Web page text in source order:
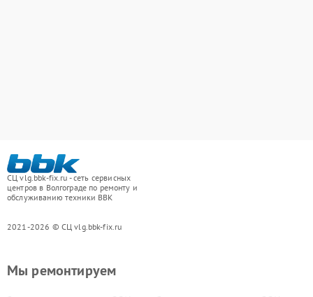
СЦ vlg.bbk-fix.ru - сеть сервисных
центров в Волгограде по ремонту и
обслуживанию техники BBK
2021-2026 © СЦ vlg.bbk-fix.ru
Мы ремонтируем